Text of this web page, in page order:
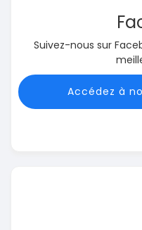
Suivez-nous sur
Accédez à